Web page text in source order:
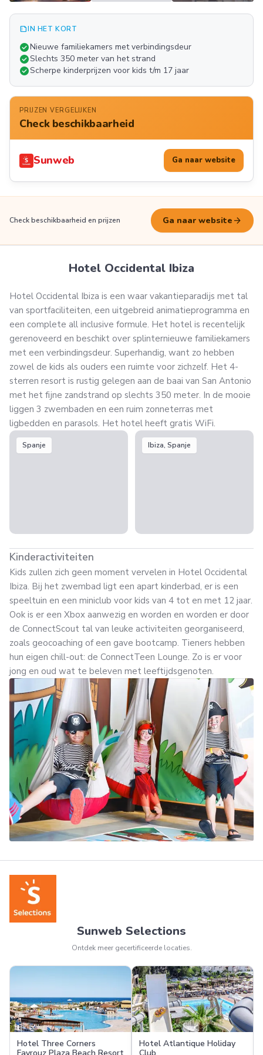
FOTO'S
summarizeIN HET KORT
check_circleNieuwe familiekamers met verbindingsdeur
check_circleSlechts 350 meter van het strand
check_circleScherpe kinderprijzen voor kids t/m 17 jaar
PRIJZEN VERGELIJKEN
Check beschikbaarheid
Sunweb Ga naar website
Check beschikbaarheid en prijzen Ga naar website arrow_forward
Hotel Occidental Ibiza
Hotel Occidental Ibiza is een waar vakantieparadijs met tal
van sportfaciliteiten, een uitgebreid animatieprogramma en
een complete all inclusive formule. Het hotel is recentelijk
gerenoveerd en beschikt over splinternieuwe familiekamers
met een verbindingsdeur. Superhandig, want zo hebben
zowel de kids als ouders een ruimte voor zichzelf. Het 4-
sterren resort is rustig gelegen aan de baai van San Antonio
met het fijne zandstrand op slechts 350 meter. In de mooie
liggen 3 zwembaden en een ruim zonneterras met
ligbedden en parasols. Het hotel heeft gratis WiFi.
Spanje Ibiza, Spanje
Kinderactiviteiten
Kids zullen zich geen moment vervelen in Hotel Occidental
Ibiza. Bij het zwembad ligt een apart kinderbad, er is een
speeltuin en een miniclub voor kids van 4 tot en met 12 jaar.
Ook is er een Xbox aanwezig en worden en worden er door
de ConnectScout tal van leuke activiteiten georganiseerd,
zoals geocoaching of een gave bootcamp. Tieners hebben
hun eigen chill-out: de ConnectTeen Lounge. Zo is er voor
jong en oud wat te beleven met leeftijdsgenoten.
Sunweb Selections
Ontdek meer gecertificeerde locaties.
Hotel Three Corners
Hotel Atlantique Holiday